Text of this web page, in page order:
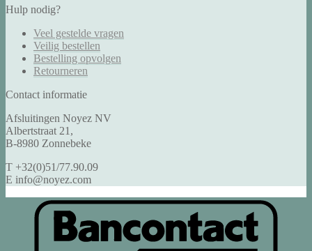
Hulp nodig?
Veel gestelde vragen
Veilig bestellen
Bestelling opvolgen
Retourneren
Contact informatie
Afsluitingen Noyez NV
Albertstraat 21,
B-8980 Zonnebeke
T +32(0)51/77.90.09
E info@noyez.com